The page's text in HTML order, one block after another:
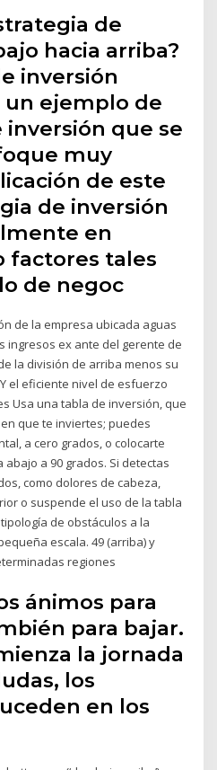
de
hacia arriba?
inversión
un ejemplo de
que se
muy
de este
de inversión
en
factores tales
de negoc
de la empresa ubicada aguas
ingresos ex ante del gerente de
la división de arriba menos su
el eficiente nivel de esfuerzo
Usa una tabla de inversión, que
que te inviertes; puedes
a cero grados, o colocarte
a 90 grados. Si detectas
como dolores de cabeza,
o suspende el uso de la tabla
de obstáculos a la
escala. 49 (arriba) y
regiones
ánimos para
para bajar.
la jornada
los
en los